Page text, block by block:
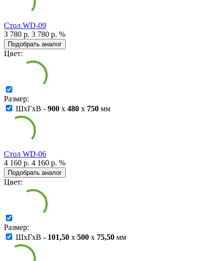
Cтол WD-09
3 780 р. 3 780 р. %
Подобрать аналог
Цвет:
Размер:
ШxГxВ - 900 x 480 x 750 мм
Cтол WD-06
4 160 р. 4 160 р. %
Подобрать аналог
Цвет:
Размер:
ШxГxВ - 101,50 x 500 x 75,50 мм